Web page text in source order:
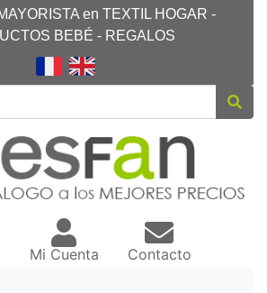
en TEXTIL HOGAR -
BEBÉ - REGALOS
Mi Cuenta Contacto